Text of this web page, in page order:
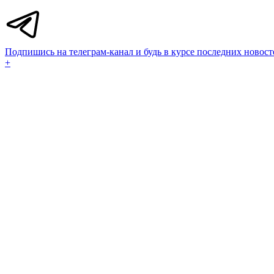
Подпишись на телеграм-канал и будь в курсе последних
+